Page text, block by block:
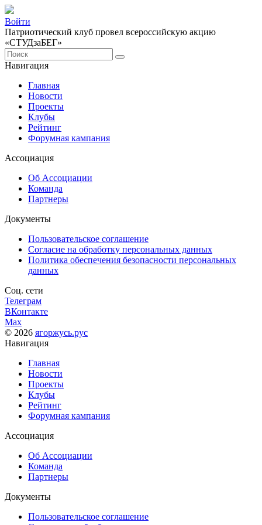
Войти
Патриотический клуб провел всероссийскую акцию
«СТУДзаБЕГ»
Навигация
Главная
Новости
Проекты
Клубы
Рейтинг
Форумная кампания
Ассоциация
Об Ассоциации
Команда
Партнеры
Документы
Пользовательское соглашение
Согласие на обработку персональных данных
Политика обеспечения безопасности персональных
данных
Соц. сети
Телеграм
ВКонтакте
Max
© 2026 ягоржусь.рус
Навигация
Главная
Новости
Проекты
Клубы
Рейтинг
Форумная кампания
Ассоциация
Об Ассоциации
Команда
Партнеры
Документы
Пользовательское соглашение